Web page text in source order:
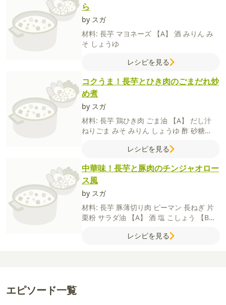
ら
by スガ
材料: 長芋 マヨネーズ 【A】 酒 みりん み
そ しょうゆ
レシピを見る
コクうま！長芋とひき肉のごまだれ炒
め煮
by スガ
材料: 長芋 鶏ひき肉 ごま油 【A】 だし汁
ねりごま みそ みりん しょうゆ 酢 砂糖
レシピを見る
中華味！長芋と豚肉のチンジャオロー
ス風
by スガ
材料: 長芋 豚薄切り肉 ピーマン 長ねぎ 片
栗粉 サラダ油 【A】 酒 塩 こしょう
【B】
レシピを見る
エピソード一覧